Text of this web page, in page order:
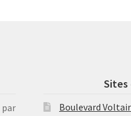
par
Sites
Boulevard